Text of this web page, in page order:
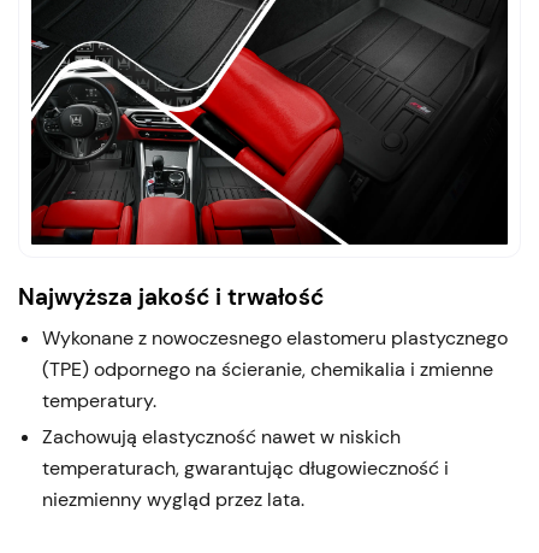
Najwyższa jakość i trwałość
Wykonane z nowoczesnego elastomeru plastycznego
(TPE) odpornego na ścieranie, chemikalia i zmienne
temperatury.
Zachowują elastyczność nawet w niskich
temperaturach, gwarantując długowieczność i
niezmienny wygląd przez lata.